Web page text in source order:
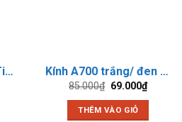
Kính Bảo Hộ Chống Tia UV P620-BB Kính A700 trắng/ đen Honeywell
85.000₫ Giá
là:
85.000₫.
69.000₫Giá
hiện
THÊM VÀO GIỎ